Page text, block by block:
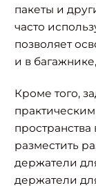
пакеты и
часто
позволяет
и в
Кроме того,
разместить
держатели
держатели